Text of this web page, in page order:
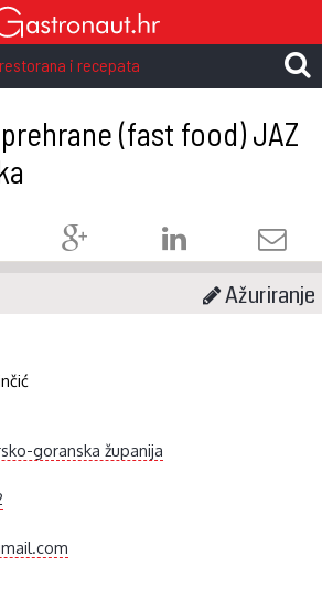
i recepata
(fast food) JAZ
Ažuriranje
goranska županija